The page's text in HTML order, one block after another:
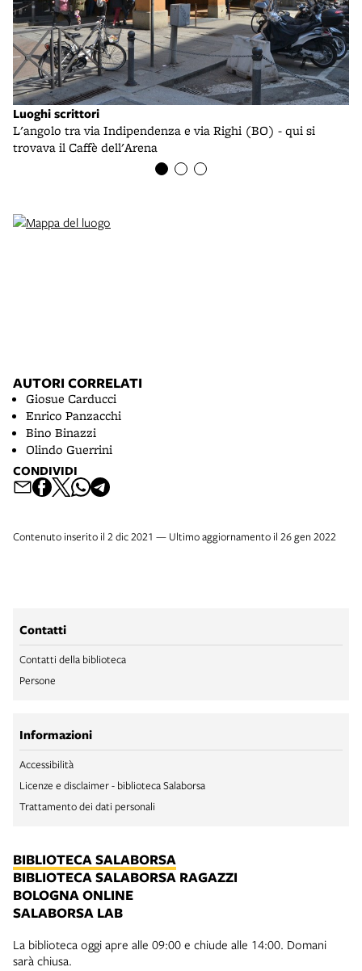
Luoghi scrittori
L'angolo tra via Indipendenza e via Righi (BO) - qui si
trovava il Caffè dell'Arena
AUTORI CORRELATI
Giosue Carducci
Enrico Panzacchi
Bino Binazzi
Olindo Guerrini
CONDIVIDI
Contenuto inserito il 2 dic 2021 — Ultimo aggiornamento il 26 gen 2022
Contatti
Contatti della biblioteca
Persone
Informazioni
Accessibilità
Licenze e disclaimer - biblioteca Salaborsa
Trattamento dei dati personali
BIBLIOTECA SALABORSA
BIBLIOTECA SALABORSA RAGAZZI
BOLOGNA ONLINE
SALABORSA LAB
La biblioteca oggi apre alle 09:00 e chiude alle 14:00. Domani
sarà chiusa.